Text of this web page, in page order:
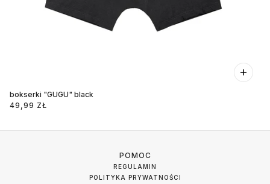
bokserki "GUGU" black
49,99 ZŁ
POMOC
REGULAMIN
POLITYKA PRYWATNOŚCI